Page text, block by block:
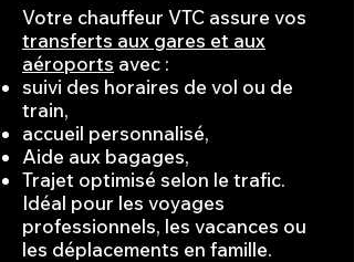
Votre chauffeur VTC assure vos
transferts aux gares et aux
aéroports avec :
suivi des horaires de vol ou de
train,
accueil personnalisé,
Aide aux bagages,
Trajet optimisé selon le trafic.
Idéal pour les voyages
professionnels, les vacances ou
les déplacements en famille.